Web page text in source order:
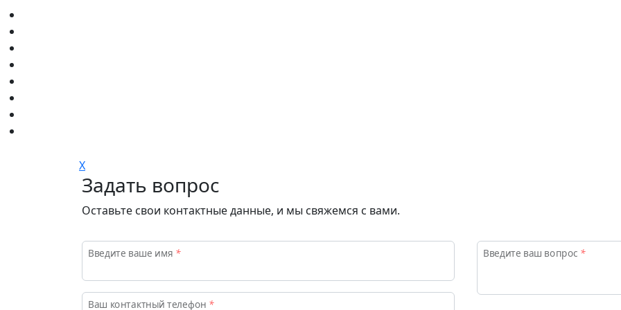
Приемная кампания Об университете
X
Задать вопрос
Оставьте свои контактные данные, и мы свяжемся с вами.
Введите ваше имя *
Ваш контактный телефон *
Введите ваш вопрос *